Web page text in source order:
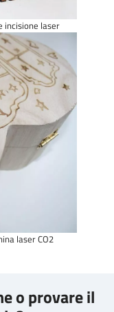
incisione laser
laser CO2
o provare il